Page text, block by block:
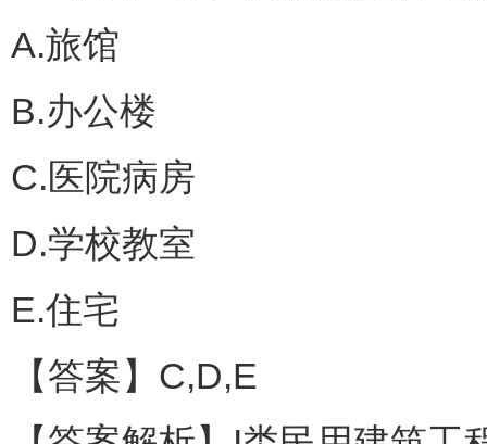
A.旅馆
B.办公楼
C.医院病房
D.学校教室
E.住宅
【答案】C,D,E